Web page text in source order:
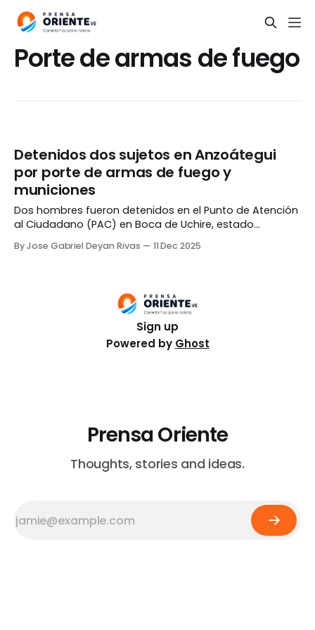
Porte de armas de fuego
Detenidos dos sujetos en Anzoátegui
por porte de armas de fuego y
municiones
Dos hombres fueron detenidos en el Punto de Atención
al Ciudadano (PAC) en Boca de Uchire, estado
municiones. Los sospechosos, identificados como
personas y vehículos
By Jose Gabriel Deyan Rivas 11 Dec 2025
Sign up
Powered by Ghost
Prensa Oriente
Thoughts, stories and ideas.